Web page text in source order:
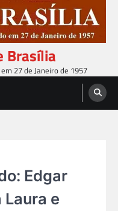
Brasília
27 de Janeiro de 1957
Edgar
e